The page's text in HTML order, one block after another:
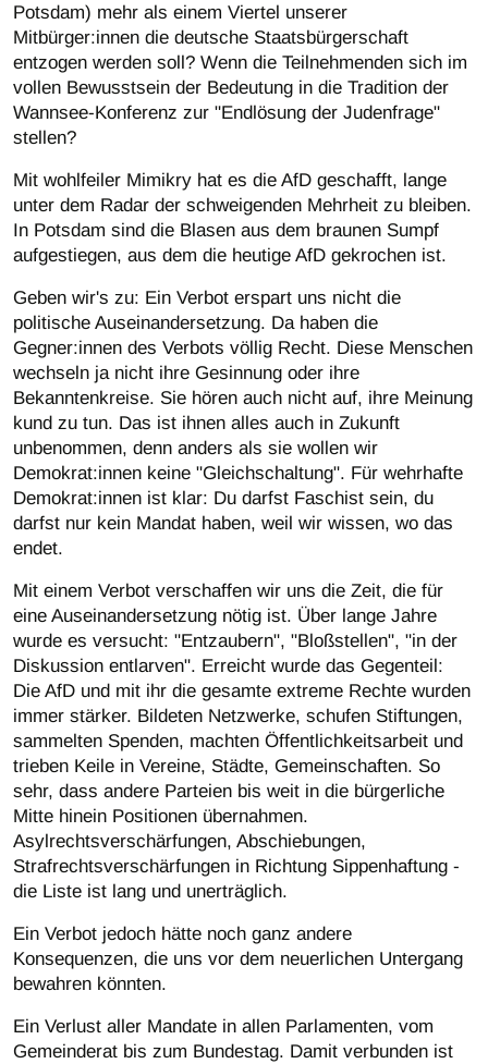
Potsdam) mehr als einem Viertel unserer
Mitbürger:innen die deutsche Staatsbürgerschaft
entzogen werden soll? Wenn die Teilnehmenden sich im
vollen Bewusstsein der Bedeutung in die Tradition der
Wannsee-Konferenz zur "Endlösung der Judenfrage"
stellen?
Mit wohlfeiler Mimikry hat es die AfD geschafft, lange
unter dem Radar der schweigenden Mehrheit zu bleiben.
In Potsdam sind die Blasen aus dem braunen Sumpf
aufgestiegen, aus dem die heutige AfD gekrochen ist.
Geben wir's zu: Ein Verbot erspart uns nicht die
politische Auseinandersetzung. Da haben die
Gegner:innen des Verbots völlig Recht. Diese Menschen
wechseln ja nicht ihre Gesinnung oder ihre
Bekanntenkreise. Sie hören auch nicht auf, ihre Meinung
kund zu tun. Das ist ihnen alles auch in Zukunft
unbenommen, denn anders als sie wollen wir
Demokrat:innen keine "Gleichschaltung". Für wehrhafte
Demokrat:innen ist klar: Du darfst Faschist sein, du
darfst nur kein Mandat haben, weil wir wissen, wo das
endet.
Mit einem Verbot verschaffen wir uns die Zeit, die für
eine Auseinandersetzung nötig ist. Über lange Jahre
wurde es versucht: "Entzaubern", "Bloßstellen", "in der
Diskussion entlarven". Erreicht wurde das Gegenteil:
Die AfD und mit ihr die gesamte extreme Rechte wurden
immer stärker. Bildeten Netzwerke, schufen Stiftungen,
sammelten Spenden, machten Öffentlichkeitsarbeit und
trieben Keile in Vereine, Städte, Gemeinschaften. So
sehr, dass andere Parteien bis weit in die bürgerliche
Mitte hinein Positionen übernahmen.
Asylrechtsverschärfungen, Abschiebungen,
Strafrechtsverschärfungen in Richtung Sippenhaftung -
die Liste ist lang und unerträglich.
Ein Verbot jedoch hätte noch ganz andere
Konsequenzen, die uns vor dem neuerlichen Untergang
bewahren könnten.
Ein Verlust aller Mandate in allen Parlamenten, vom
Gemeinderat bis zum Bundestag. Damit verbunden ist